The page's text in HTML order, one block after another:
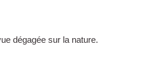
dégagée sur la nature.